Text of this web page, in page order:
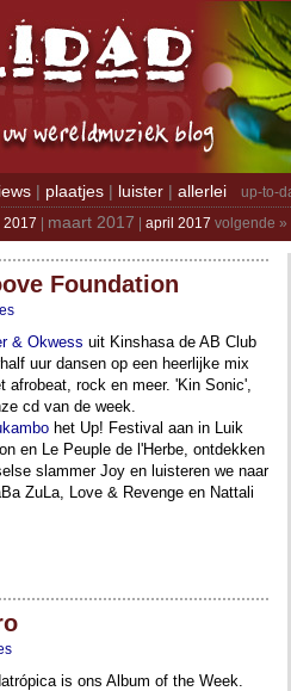
| plaatjes | luister | allerlei up-to-
2017 maart 2017 april 2017 volgende »
Foundation
& Okwess uit Kinshasa de AB Club
uur dansen op een heerlijke mix
afrobeat, rock en meer. 'Kin Sonic',
cd van de week.
het Up! Festival aan in Luik
en Le Peuple de l'Herbe, ontdekken
slammer Joy en luisteren we naar
ZuLa, Love & Revenge en Nattali
is ons Album of the Week.